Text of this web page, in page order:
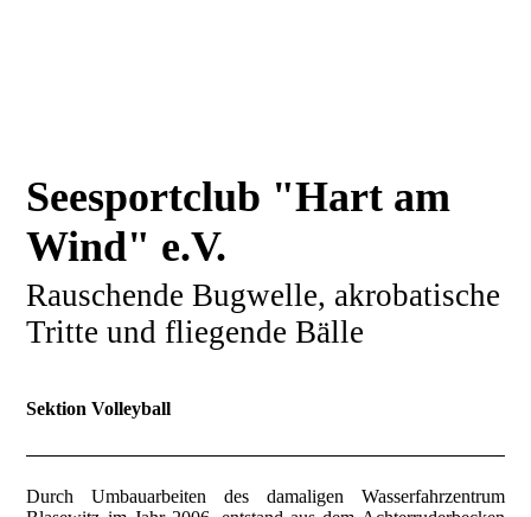
Seesportclub "Hart am
Wind" e.V.
Rauschende Bugwelle, akrobatische
Tritte und fliegende Bälle
Sektion Volleyball
Durch Umbauarbeiten des damaligen Wasserfahrzentrum